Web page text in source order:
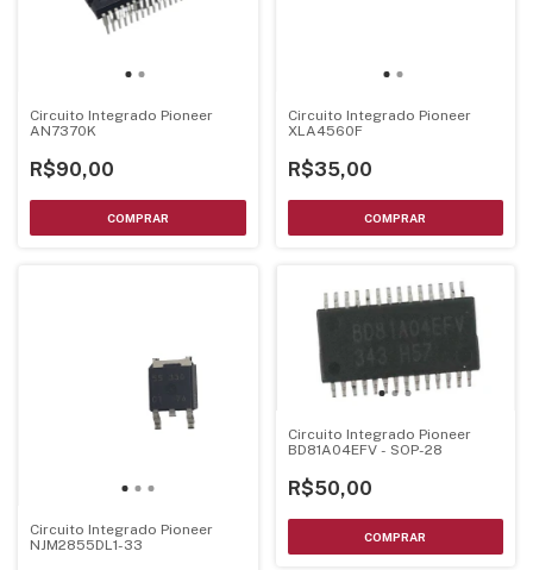
Circuito Integrado Pioneer
AN7370K
R$90,00
Circuito Integrado Pioneer
XLA4560F
R$35,00
Circuito Integrado Pioneer
NJM2855DL1-33
Circuito Integrado Pioneer
BD81A04EFV - SOP-28
R$50,00